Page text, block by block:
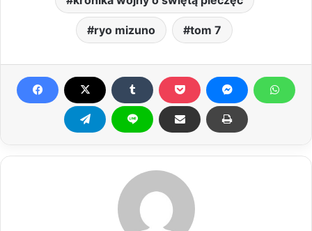
ryo mizuno tom 7